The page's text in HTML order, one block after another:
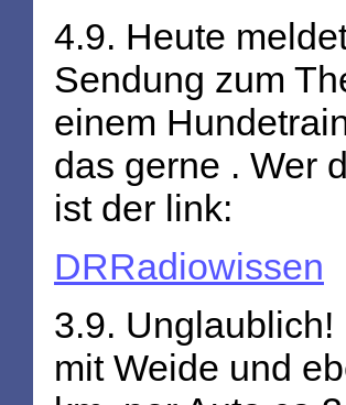
4.9. Heute
Sendung zum
einem
das gerne . Wer
ist der link:
DRRadiowissen
3.9.
mit Weide und